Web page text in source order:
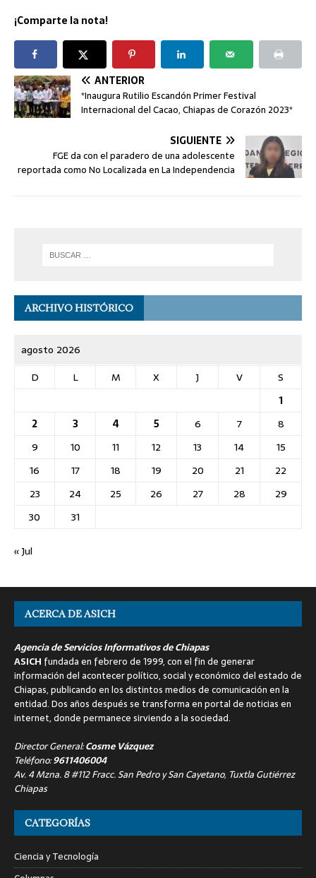
¡Comparte la nota!
ANTERIOR
*Inaugura Rutilio Escandón Primer Festival
Internacional del Cacao, Chiapas de Corazón 2023*
SIGUIENTE
FGE da con el paradero de una adolescente
reportada como No Localizada en La Independencia
ARCHIVO HISTÓRICO
agosto 2026
D
L M X J V
S
1
2
3 4 5 6 7
8
9
10 11 12 13 14
15
16
17 18 19 20 21
22
23
24 25 26 27 28
29
30
31
« Jul
ACERCA DE ASICH
Agencia de Servicios Informativos de Chiapas
ASICH fundada en febrero de 1999, con el fin de generar
información del acontecer político, social y económico del estado de
Chiapas, publicando en los distintos medios de comunicación en la
entidad. Dos años después se transforma en portal de noticias en
internet, donde permanece sirviendo a la sociedad.
Director General:Cosme Vázquez
Teléfono:9611406004
Av. 4 Mzna. 8 #112 Fracc. San Pedro y San Cayetano, Tuxtla Gutiérrez
Chiapas
CATEGORÍAS
Ciencia y Tecnología